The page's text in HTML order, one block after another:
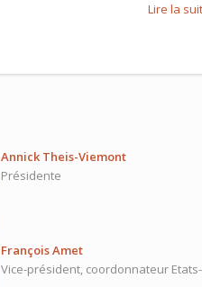
Lire la
Annick Theis-Viemont
Présidente
François Amet
Vice-président, coordonnateur